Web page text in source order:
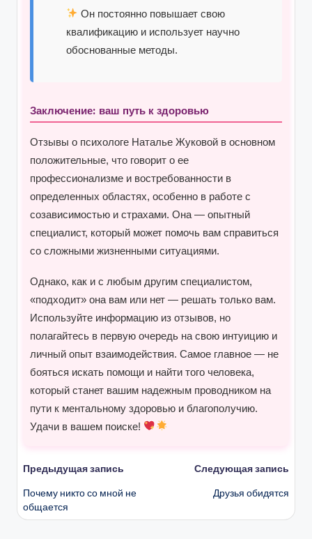
Он постоянно повышает свою
квалификацию и использует научно
обоснованные методы.
Заключение: ваш путь к здоровью
Отзывы о психологе Наталье Жуковой в основном
положительные, что говорит о ее
профессионализме и востребованности в
определенных областях, особенно в работе с
созависимостью и страхами. Она — опытный
специалист, который может помочь вам справиться
со сложными жизненными ситуациями.
Однако, как и с любым другим специалистом,
«подходит» она вам или нет — решать только вам.
Используйте информацию из отзывов, но
полагайтесь в первую очередь на свою интуицию и
личный опыт взаимодействия. Самое главное — не
бояться искать помощи и найти того человека,
который станет вашим надежным проводником на
пути к ментальному здоровью и благополучию.
Удачи в вашем поиске!
Навигация
записи
Предыдущая запись
Почему никто со мной не
общается
Следующая запись
Друзья обидятся